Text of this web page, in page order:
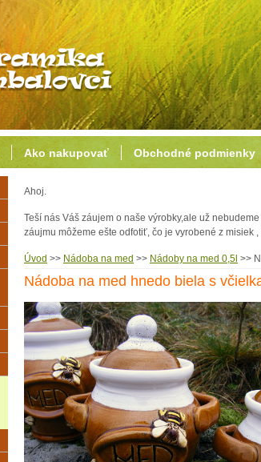
Ahoj.
Teší nás Váš záujem o naše výrobky,ale už
záujmu môžeme ešte odfotiť, čo je vyrobené z misiek
Úvod >> Nádoba na med >> Nádoby na med 0,5l >>
Nádoba na med hnedo biela s
Ako nakupovať Obchodné podmienky